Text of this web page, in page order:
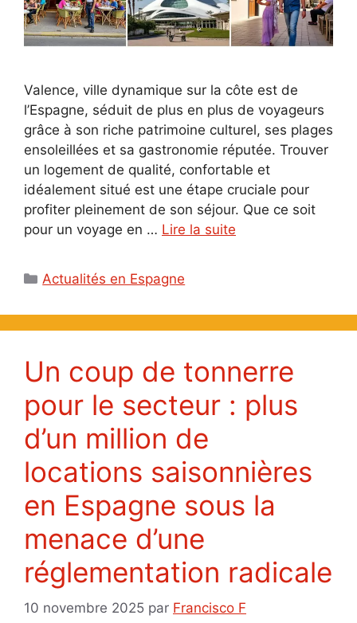
Valence, ville dynamique sur la côte est de
l’Espagne, séduit de plus en plus de voyageurs
grâce à son riche patrimoine culturel, ses plages
ensoleillées et sa gastronomie réputée. Trouver
un logement de qualité, confortable et
idéalement situé est une étape cruciale pour
profiter pleinement de son séjour. Que ce soit
pour un voyage en … Lire la suite
Catégories
Actualités en Espagne
Un coup de tonnerre
pour le secteur : plus
d’un million de
locations saisonnières
en Espagne sous la
menace d’une
réglementation radicale
10 novembre 2025 par Francisco F